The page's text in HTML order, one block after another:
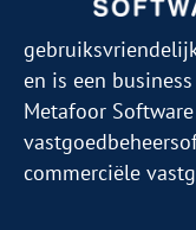
en is een
Metafoor
commerciële